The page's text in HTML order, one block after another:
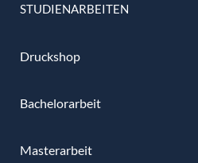
STUDIENARBEITEN
Druckshop
Bachelorarbeit
Masterarbeit